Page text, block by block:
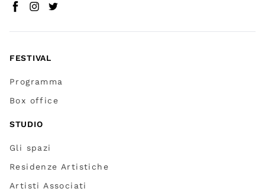
Facebook(
Instagram
Twitter
FESTIVAL
Programma
Box office
STUDIO
Gli spazi
Residenze Artistiche
Artisti Associati